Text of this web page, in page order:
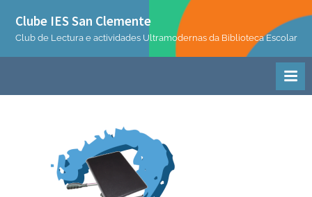
Clube IES San Clemente
Club de Lectura e actividades Ultramodernas da Biblioteca Escolar